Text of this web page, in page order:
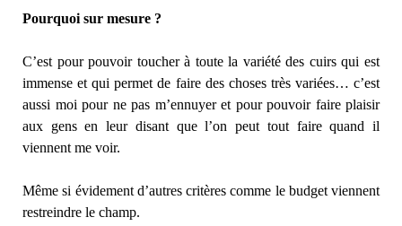
Pourquoi sur mesure ?
C’est pour pouvoir toucher à toute la variété des cuirs qui est
immense et qui permet de faire des choses très variées… c’est
aussi moi pour ne pas m’ennuyer et pour pouvoir faire plaisir
aux gens en leur disant que l’on peut tout faire quand il
viennent me voir.
Même si évidement d’autres critères comme le budget viennent
restreindre le champ.